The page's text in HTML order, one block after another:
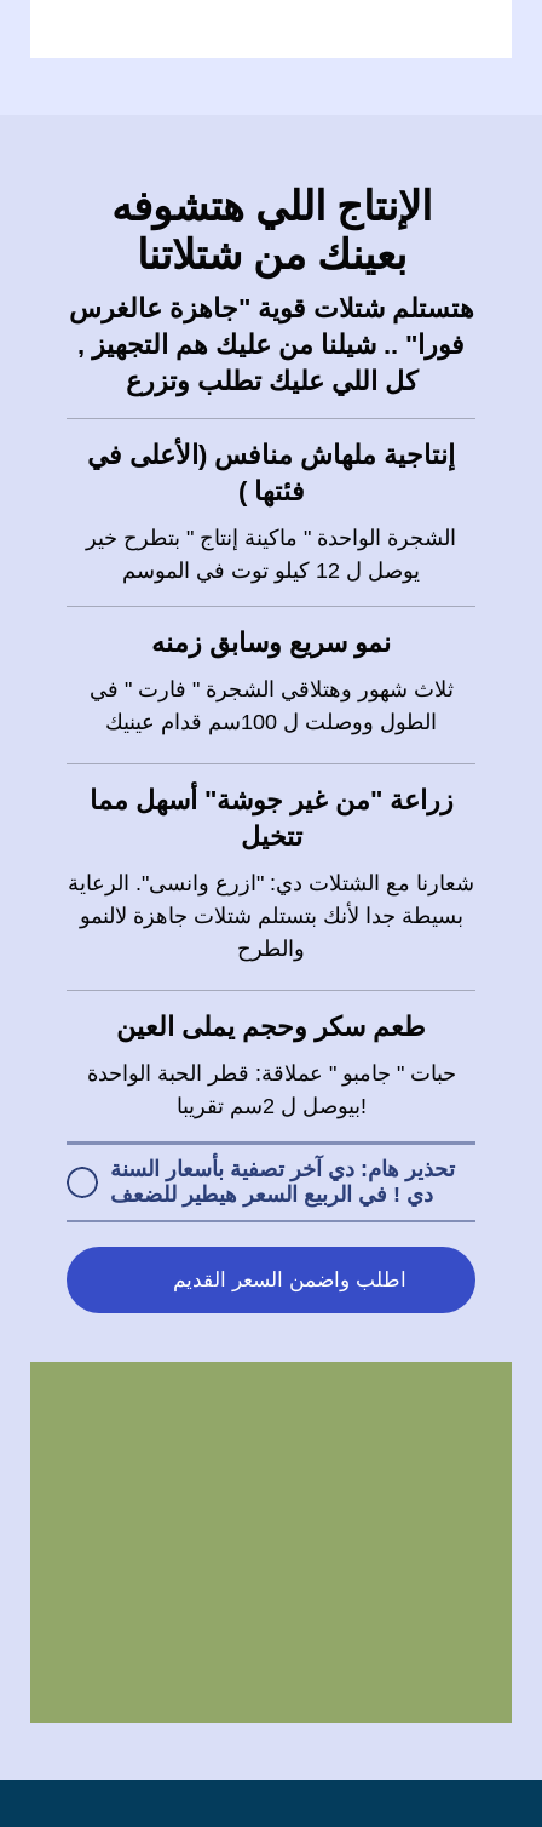
الإنتاج اللي هتشوفه
بعينك من شتلاتنا
هتستلم شتلات قوية "جاهزة عالغرس
فورا" .. شيلنا من عليك هم التجهيز ,
كل اللي عليك تطلب وتزرع
إنتاجية ملهاش منافس (الأعلى في
فئتها )
الشجرة الواحدة " ماكينة إنتاج " بتطرح خير
يوصل ل 12 كيلو توت في الموسم
نمو سريع وسابق زمنه
ثلاث شهور وهتلاقي الشجرة " فارت " في
الطول ووصلت ل 100سم قدام عينيك
زراعة "من غير جوشة" أسهل مما
تتخيل
شعارنا مع الشتلات دي: "ازرع وانسى". الرعاية
بسيطة جدا لأنك بتستلم شتلات جاهزة لالنمو
والطرح
طعم سكر وحجم يملى العين
حبات " جامبو " عملاقة: قطر الحبة الواحدة
بيوصل ل 2سم تقريبا!
تحذير هام: دي آخر تصفية بأسعار السنة
دي ! في الربيع السعر هيطير للضعف
اطلب واضمن السعر القديم